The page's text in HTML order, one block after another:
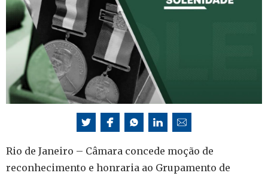
Rio de Janeiro – Câmara concede moção de
reconhecimento e honraria ao Grupamento de